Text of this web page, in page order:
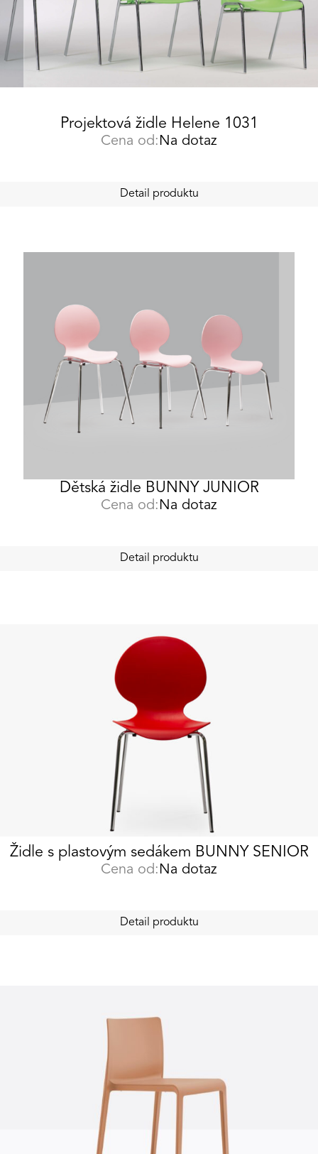
Projektová židle Helene 1031
Cena od: Na dotaz
Detail produktu
Dětská židle BUNNY JUNIOR
Cena od: Na dotaz
Detail produktu
Židle s plastovým sedákem BUNNY SENIOR
Cena od: Na dotaz
Detail produktu